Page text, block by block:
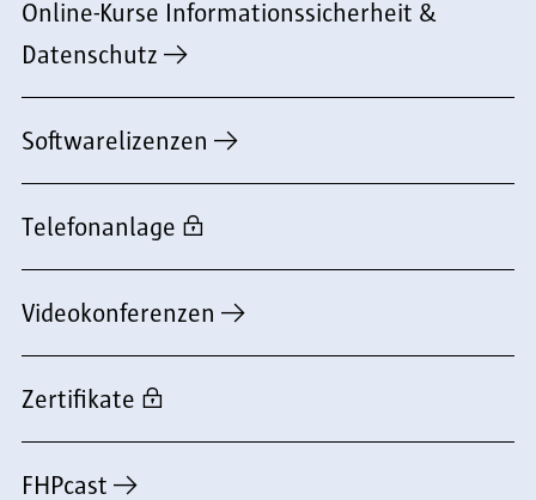
Online-Kurse Informationssicherheit &
Datenschutz
Softwarelizenzen
Telefonanlage
Videokonferenzen
Zertifikate
FHPcast